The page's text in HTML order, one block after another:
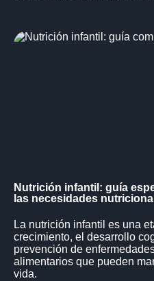
Nutrición infantil: guía
las necesidades
La nutrición infantil es una
crecimiento, el desarrollo
prevención de
alimentarios que pueden
vida.